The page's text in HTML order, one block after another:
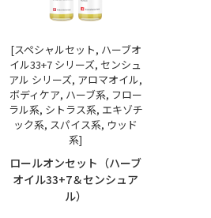
[スペシャルセット, ハーブオ
イル33+7 シリーズ, センシュ
アル シリーズ, アロマオイル,
ボディケア, ハーブ系, フロー
ラル系, シトラス系, エキゾチ
ック系, スパイス系, ウッド
系]
ロールオンセット（ハーブ
オイル33+7＆センシュア
ル）